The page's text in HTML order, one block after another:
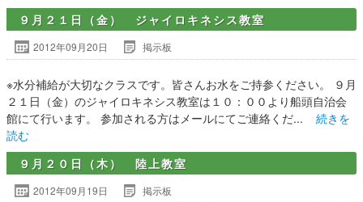
９月２１日（金） ジャイロキネシス教室
2012年09月20日 掲示板
※水分補給が大切なクラスです。皆さんお水をご持参ください。 ９月
２１日（金）のジャイロキネシス教室は１０：００より船頭自治会
館にて行います。 参加される方はメールにてご連絡くだ... 続きを
読む
９月２０日（木） 陸上教室
2012年09月19日 掲示板